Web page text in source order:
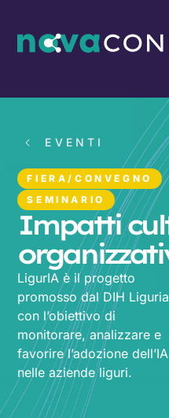
EVENTI
FIERA/CONVEGNO
SEMINARIO
Impatti
LigurIA è il progetto
promosso dal DIH Liguria
con l’obiettivo di
monitorare, analizzare e
favorire l’adozione dell’IA
nelle aziende liguri.